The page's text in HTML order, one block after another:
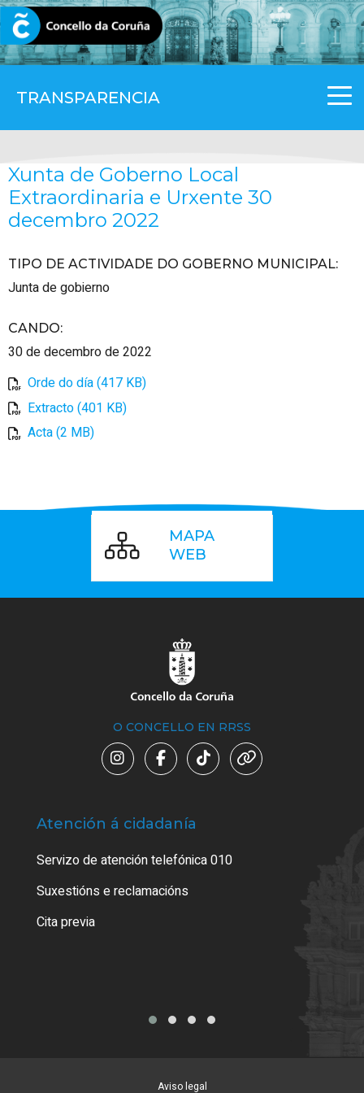
TRANSPARENCIA
CORUNA.GAL
Xunta de Goberno Local
Extraordinaria e Urxente 30
decembro 2022
TIPO DE ACTIVIDADE DO GOBERNO MUNICIPAL:
Junta de gobierno
CANDO:
30 de decembro de 2022
Orde do día (417 KB)
Extracto (401 KB)
Acta (2 MB)
MAPA
WEB
O CONCELLO EN RRSS
Atención á cidadanía
Servizo de atención telefónica 010
Suxestións e reclamacións
Cita previa
Aviso legal